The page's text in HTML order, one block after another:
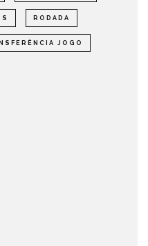
RODADA
JOGO